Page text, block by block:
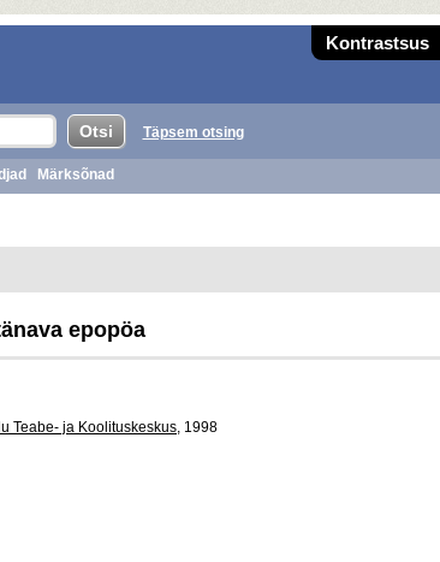
Kontrastsus
Täpsem otsing
Märksõnad
epopöa
Teabe- ja Koolituskeskus, 1998